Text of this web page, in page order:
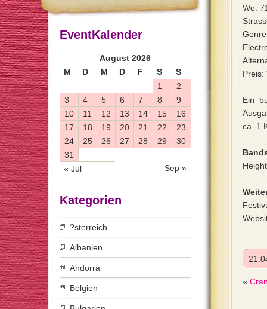
Wo:
Preis:
Ein
ca. 1
«
EventKalender
August 2026
M
D M D F S S
« Jul Sep »
1
2
3
4 5 6 7 8
9
10
11 12 13 14 15
16
17
18 19 20 21 22
23
24
25 26 27 28 29
30
31
Kategorien
?sterreich
Albanien
Andorra
Belgien